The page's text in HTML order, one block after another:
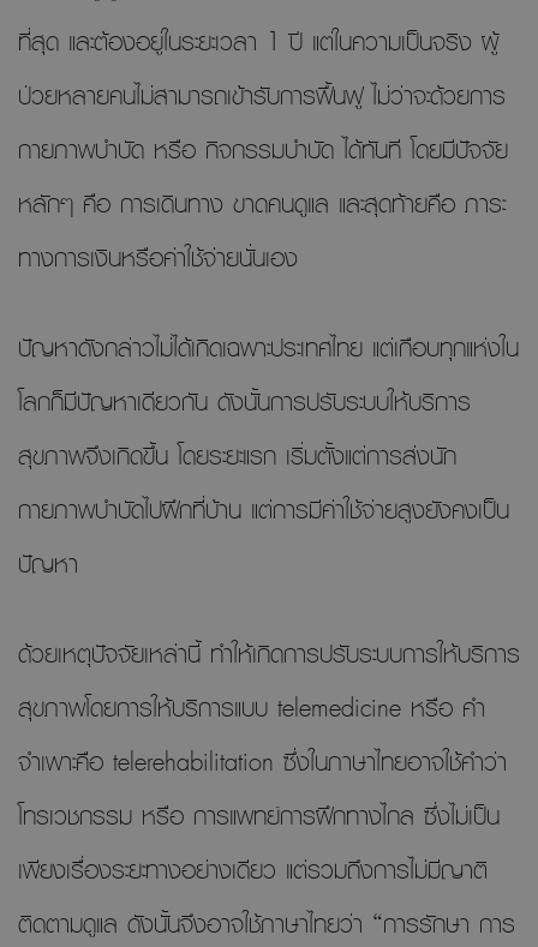
ที่สุด และต้องอยู่ในระยะเวลา 1 ปี แต่ในความเป็นจริง ผู้
ป่วยหลายคนไม่สามารถเข้ารับการฟื้นฟู ไม่ว่าจะด้วยการ
กายภาพบำบัด หรือ กิจกรรมบำบัด ได้ทันที โดยมีปัจจัย
หลักๆ คือ การเดินทาง ขาดคนดูแล และสุดท้ายคือ ภาระ
ทางการเงินหรือค่าใช้จ่ายนั่นเอง
ปัญหาดังกล่าวไม่ได้เกิดเฉพาะประเทศไทย แต่เกือบทุกแห่งใน
โลกก็มีปัญหาเดียวกัน ดังนั้นการปรับระบบให้บริการ
สุขภาพจึงเกิดขึ้น โดยระยะแรก เริ่มตั้งแต่การส่งนัก
กายภาพบำบัดไปฝึกที่บ้าน แต่การมีค่าใช้จ่ายสูงยังคงเป็น
ปัญหา
ด้วยเหตุปัจจัยเหล่านี้ ทำให้เกิดการปรับระบบการให้บริการ
สุขภาพโดยการให้บริการแบบ telemedicine หรือ คำ
จำเพาะคือ telerehabilitation ซึ่งในภาษาไทยอาจใช้คำว่า
โทรเวชกรรม หรือ การแพทย์การฝึกทางไกล ซึ่งไม่เป็น
เพียงเรื่องระยะทางอย่างเดียว แต่รวมถึงการไม่มีญาติ
ติดตามดูแล ดังนั้นจึงอาจใช้ภาษาไทยว่า “การรักษา การ